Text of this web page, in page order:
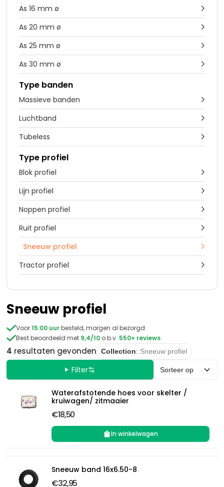
As 16 mm ø 
As 20 mm ø 
As 25 mm ø 
As 30 mm ø 
Type banden
Massieve banden 
Luchtband 
Tubeless 
Type profiel
Blok profiel 
Lijn profiel 
Noppen profiel 
Ruit profiel 
Sneeuw profiel 
Tractor profiel 
Sneeuw profiel
Voor15:00 uurbesteld, morgen al bezorgd
Best beoordeeld met 9,4/10 o.b.v. 550+ reviews
4 resultaten gevonden Collection: Sneeuw profiel
Filter Sorteer op
Waterafstotende hoes voor skelter /
kruiwagen/ zitmaaier
€18,50
In winkelwagen
Sneeuw band 16x6.50-8
€32,95